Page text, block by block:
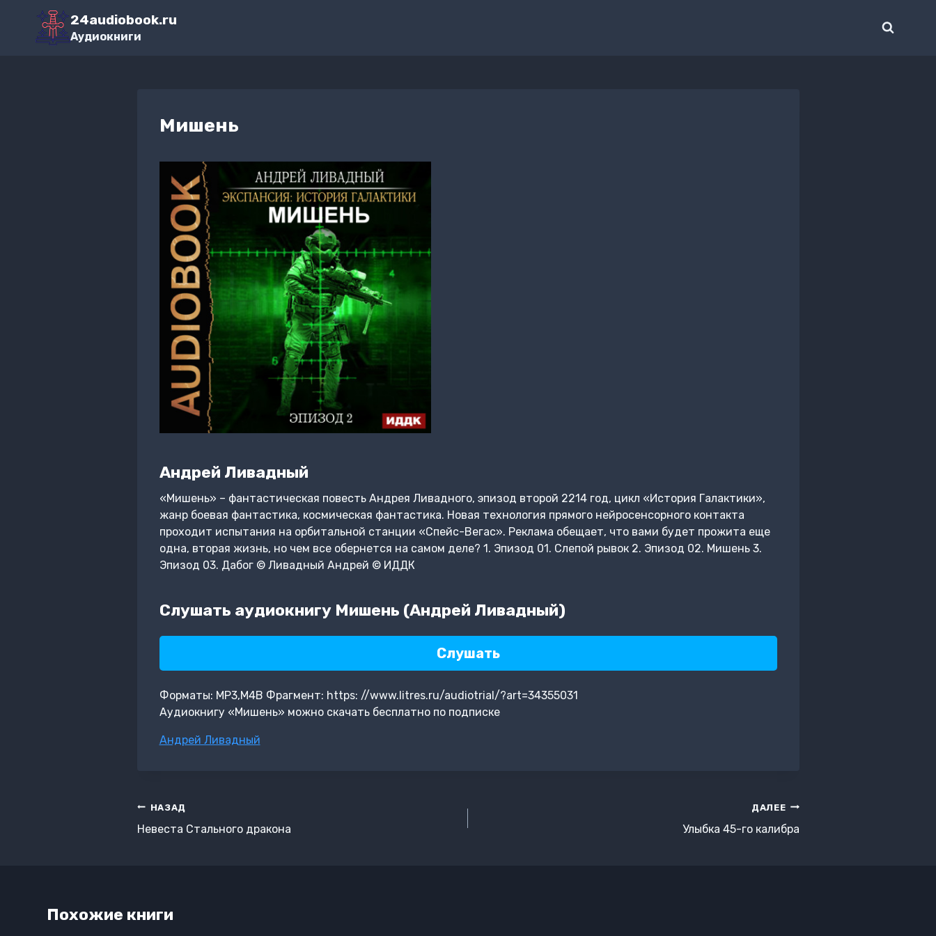
Перейти
содержимому
24audiobook.ru
Аудиокниги
Мишень
Андрей Ливадный
«Мишень» – фантастическая повесть Андрея Ливадного, эпизод второй 2214 год, цикл «История Галактики»,
жанр боевая фантастика, космическая фантастика. Новая технология прямого нейросенсорного контакта
проходит испытания на орбитальной станции «Спейс-Вегас». Реклама обещает, что вами будет прожита еще
одна, вторая жизнь, но чем все обернется на самом деле? 1. Эпизод 01. Слепой рывок 2. Эпизод 02. Мишень 3.
Эпизод 03. Дабог © Ливадный Андрей © ИДДК
Слушать аудиокнигу Мишень (Андрей Ливадный)
Слушать
Форматы: MP3,M4B Фрагмент: https: //www.litres.ru/audiotrial/?art=34355031
Аудиокнигу «Мишень» можно скачать бесплатно по подписке
Метки
Андрей Ливадный
Навигация
по
НАЗАД
Невеста Стального дракона
ДАЛЕЕ
Улыбка 45-го калибра
Похожие книги